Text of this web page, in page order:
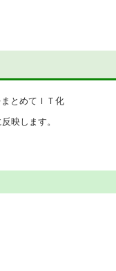
映します。